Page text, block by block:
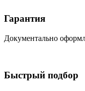
Гарантия
Документально
Быстрый подбор